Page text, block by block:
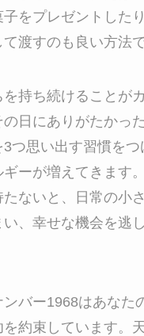
をプレゼントした
渡すのも良い方法で
持ち続けることが
日にありがたかっ
つ思い出す習慣を
ギーが増えてきます
たないと、日常の小
、幸せな機会を逃
バー1968はあなた
約束しています。